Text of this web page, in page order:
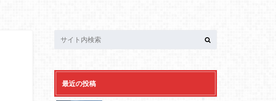
最近の投稿